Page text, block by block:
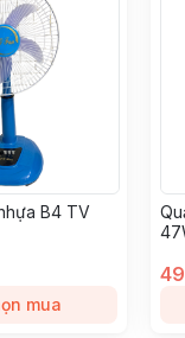
B4 TV
mua